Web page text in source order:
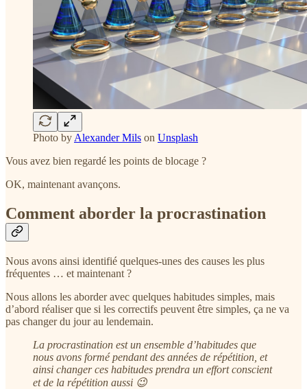
Photo by Alexander Mils on Unsplash
Vous avez bien regardé les points de blocage ?
OK, maintenant avançons.
Comment aborder la procrastination
Nous avons ainsi identifié quelques-unes des causes les plus
fréquentes … et maintenant ?
Nous allons les aborder avec quelques habitudes simples, mais
d’abord réaliser que si les correctifs peuvent être simples, ça ne va
pas changer du jour au lendemain.
La procrastination est un ensemble d’habitudes que
nous avons formé pendant des années de répétition, et
ainsi changer ces habitudes prendra un effort conscient
et de la répétition aussi 😉